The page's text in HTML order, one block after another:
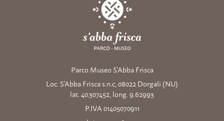
Parco Museo S'Abba Frisca
Loc. S'Abba Frisca s.n.c, 08022 Dorgali (NU)
lat. 40.307452, long. 9.62993
P.IVA 01405070911